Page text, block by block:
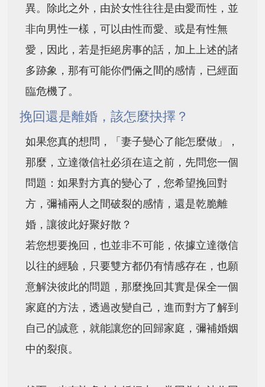
異。除此之外，由於女性往往是由愛而性，並
非向男性一樣，可以由性而愛、或是有性無
愛，因此，若是拒絕房事的話，加上上述的諸
多跡象，那有可能你們倆之間的感情，已經面
臨危機了。
挽回還是離婚，該怎麼抉擇？
如果您真的想問，「妻子變心了能怎麼做」，
那麼，立達徵信社必須在這之前，先問您一個
問題：如果對方真的變心了，您希望挽回對
方，彌補兩人之間破裂的感情，還是乾脆離
婚，讓彼此好聚好散？
若您想要挽回，也並非不可能，依據立達徵信
以往的經驗，只要雙方都仍有情感存在，也願
意解決彼此的問題，那麼挽回其實是保全一個
家庭的方法，透過改變自己，進而對方了解到
自己的誠意，就能讓您的回歸家庭，彌補婚姻
中的裂痕。